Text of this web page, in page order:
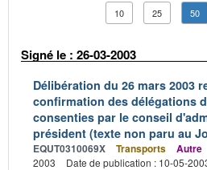
10 25 50
Signé le : 26-03-2003
Délibération du 26 mars 2003
confirmation des délégations
consenties par le conseil
président (texte non paru au
EQUT0310069X Transports Autre
2003
Date de publication : 10-05-